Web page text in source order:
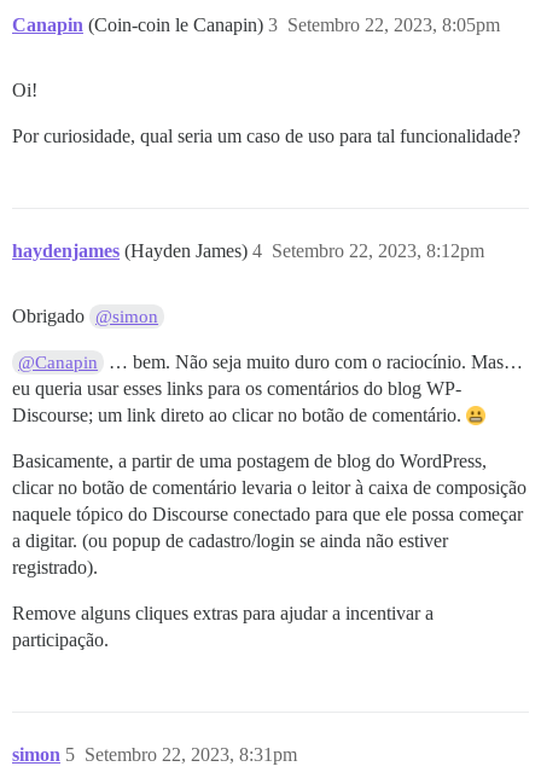
Canapin (Coin-coin le Canapin) Setembro 22, 2023, 8:05pm
3
Oi!
Por curiosidade, qual seria um caso de uso para tal funcionalidade?
haydenjames (Hayden James) Setembro 22, 2023, 8:12pm
4
Obrigado @simon
@Canapin
… bem. Não seja muito duro com o raciocínio. Mas…
eu queria usar esses links para os comentários do blog WP-
Discourse; um link direto ao clicar no botão de comentário.
Basicamente, a partir de uma postagem de blog do WordPress,
clicar no botão de comentário levaria o leitor à caixa de composição
naquele tópico do Discourse conectado para que ele possa começar
a digitar. (ou popup de cadastro/login se ainda não estiver
registrado).
Remove alguns cliques extras para ajudar a incentivar a
participação.
simon Setembro 22, 2023, 8:31pm
5